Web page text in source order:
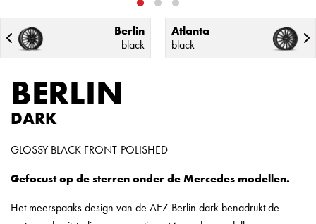
Berlin
black
Atlanta
black
BERLIN
DARK
GLOSSY BLACK FRONT-POLISHED
Gefocust op de sterren onder de Mercedes modellen.
Het meerspaaks design van de AEZ Berlin dark benadrukt de